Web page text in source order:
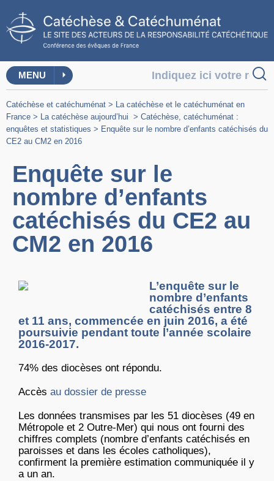
MENU
Catéchèse et catéchuménat > La catéchèse et le catéchuménat en
France > La catéchèse aujourd’hui > Catéchèse, catéchuménat :
enquêtes et statistiques > Enquête sur le nombre d’enfants catéchisés du
CE2 au CM2 en 2016
Enquête sur le
nombre d’enfants
catéchisés du CE2 au
CM2 en 2016
L’enquête sur le
nombre d’enfants
catéchisés entre 8
et 11 ans, commencée en juin 2016, a été
poursuivie pendant toute l’année scolaire
2016-2017.
74% des diocèses ont répondu.
Accès au dossier de presse
Les données transmises par les 51 diocèses (49 en
Métropole et 2 Outre-Mer) qui nous ont fourni des
chiffres complets (nombre d’enfants catéchisés en
paroisses et dans les écoles catholiques),
confirment la première estimation communiquée il y
a un an.